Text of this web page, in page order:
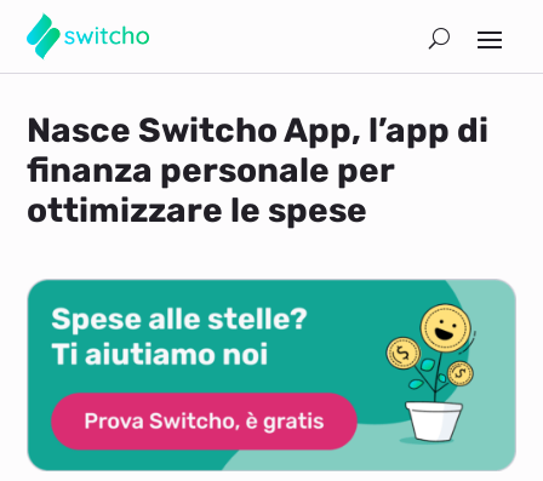
Nasce Switcho App, l’app di
finanza personale per
ottimizzare le spese